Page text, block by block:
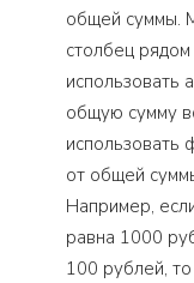
общей суммы.
столбец
использовать
общую сумму
использовать
от общей
Например,
равна 1000
100 рублей,